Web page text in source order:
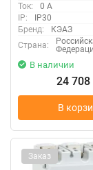
Ток:
0 А
IP:
IP30
Бренд:
КЭАЗ
Страна:
В наличии
24 708
В
Заказ